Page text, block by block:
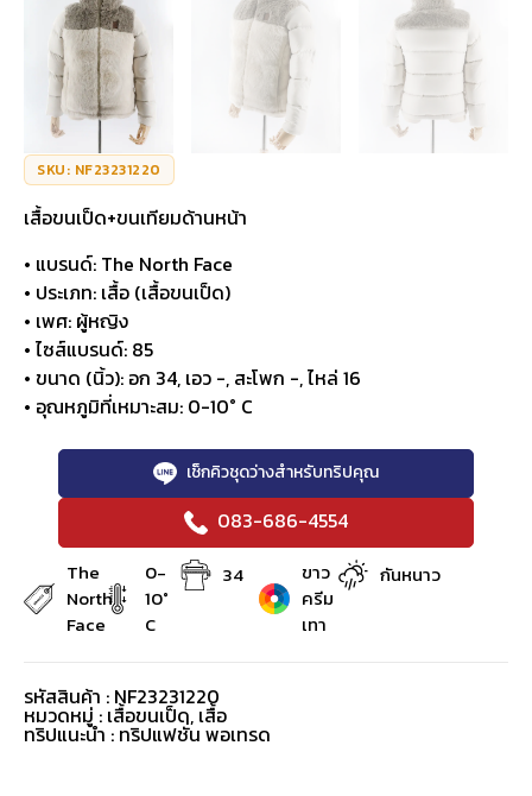
SKU: NF23231220
เสื้อขนเป็ด+ขนเทียมด้านหน้า
• แบรนด์: The North Face
• ประเภท: เสื้อ (เสื้อขนเป็ด)
• เพศ: ผู้หญิง
• ไซส์แบรนด์: 85
• ขนาด (นิ้ว): อก 34, เอว -, สะโพก -, ไหล่ 16
• อุณหภูมิที่เหมาะสม: 0-10° C
เช็กคิวชุดว่างสำหรับทริปคุณ
083-686-4554
The
North
Face
0-
10°
C
34
ขาว
ครีม
เทา
กันหนาว
รหัสสินค้า : NF23231220
หมวดหมู่ : เสื้อขนเป็ด, เสื้อ
ทริปแนะนำ : ทริปแฟชั่น พอเทรด